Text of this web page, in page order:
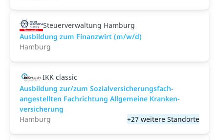
Steuerverwaltung Hamburg
Ausbildung zum Finanzwirt (m/w/d)
Hamburg
IKK classic
Aus­bild­ung zur/zum Sozial­versicher­ungs­fach­
angestellten­ Fach­richtung All­gemeine Kranken­
versicher­ung
Hamburg
+27 weitere Standorte